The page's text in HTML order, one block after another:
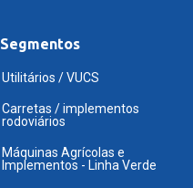
Segmentos
Utilitários / VUCS
Carretas / implementos
rodoviários
Máquinas Agrícolas e
Implementos - Linha Verde